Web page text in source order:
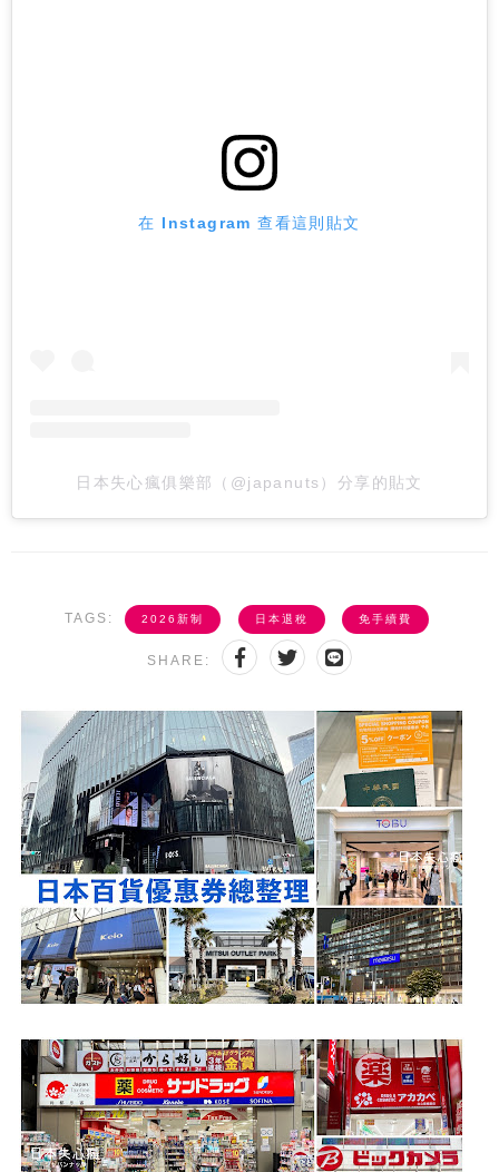
在 Instagram 查看這則貼文
日本失心瘋俱樂部（@japanuts）分享的貼文
TAGS: 2026新制 日本退稅 免手續費
SHARE: